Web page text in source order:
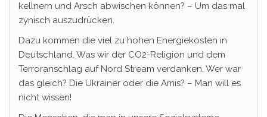
kellnern und Arsch abwischen können? – Um das mal
zynisch auszudrücken.
Dazu kommen die viel zu hohen Energiekosten in
Deutschland. Was wir der CO2-Religion und dem
Terroranschlag auf Nord Stream verdanken. Wer war
das gleich? Die Ukrainer oder die Amis? – Man will es
nicht wissen!